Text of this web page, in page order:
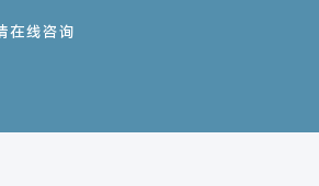
在线咨询